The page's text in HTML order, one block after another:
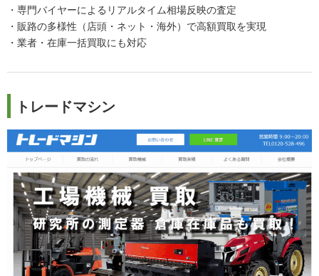
・専門バイヤーによるリアルタイム相場反映の査定
・販路の多様性（店頭・ネット・海外）で高額買取を実現
・業者・在庫一括買取にも対応
トレードマシン